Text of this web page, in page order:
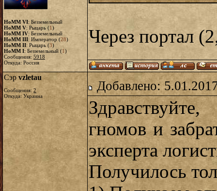
HoMM VI: Безземельный
HoMM V: Рыцарь (1)
HoMM IV: Безземельный
HoMM III: Император (28)
HoMM II: Рыцарь (3)
HoMM I: Безземельный (1)
Сообщения: 5918
Откуда: Россия
Через портал
Сэр vzletau
Сообщения: 2
Откуда: Украина
Добавлено:
гномов и
эксперта
Получилось